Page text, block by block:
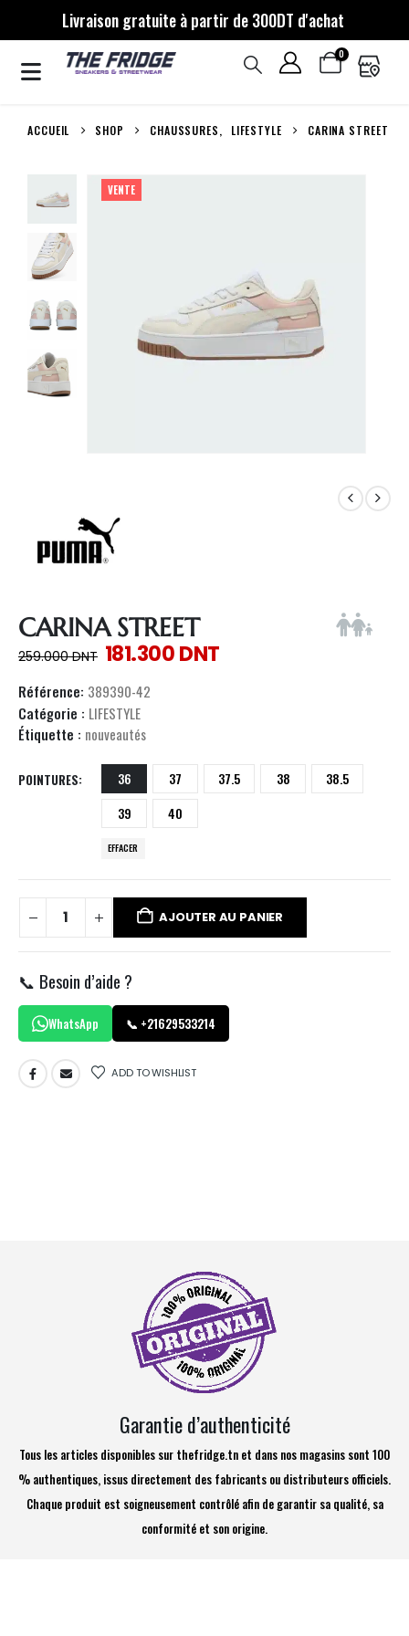
Livraison gratuite à partir de 300DT d'achat
0
ACCUEIL SHOP CHAUSSURES, LIFESTYLE CARINA STREET
VENTE
CARINA STREET
259.000DNT 181.300DNT
Référence: 389390-42
Catégorie : LIFESTYLE
Étiquette : nouveautés
POINTURES 36 37 37.5 38
38.5
39
40
EFFACER
AJOUTER AU PANIER
📞 Besoin d’aide ?
WhatsApp 📞 +21629533214
ADD TO WISHLIST
Garantie d’authenticité
Tous les articles disponibles sur thefridge.tn et dans nos magasins sont 100
% authentiques, issus directement des fabricants ou distributeurs officiels.
Chaque produit est soigneusement contrôlé afin de garantir sa qualité, sa
conformité et son origine.